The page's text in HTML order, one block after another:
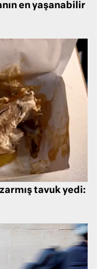
en yaşanabilir
tavuk yedi: